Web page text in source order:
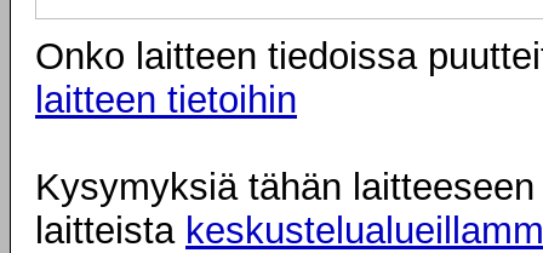
Onko laitteen tiedoissa
laitteen tietoihin
Kysymyksiä tähän
laitteista